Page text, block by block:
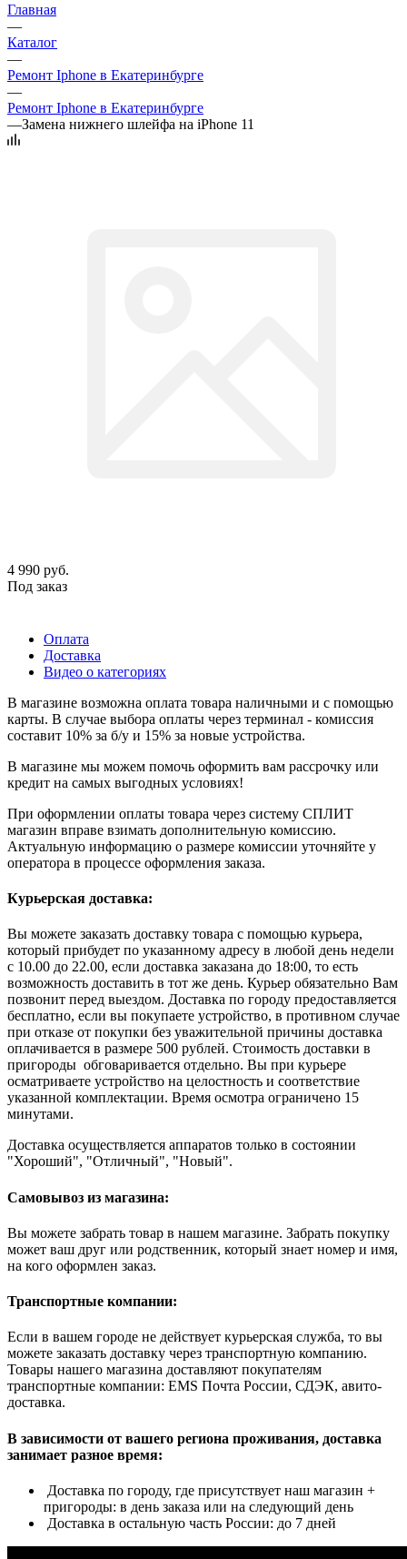
Главная
—
Каталог
—
Ремонт Iphone в Екатеринбурге
—
Ремонт Iphone в Екатеринбурге
—Замена нижнего шлейфа на iPhone 11
4 990 руб.
Под заказ
Оплата
Доставка
Видео о категориях
В магазине возможна оплата товара наличными и с помощью
карты. В случае выбора оплаты через терминал - комиссия
составит 10% за б/у и 15% за новые устройства.
В магазине мы можем помочь оформить вам рассрочку или
кредит на самых выгодных условиях!
При оформлении оплаты товара через систему СПЛИТ
магазин вправе взимать дополнительную комиссию.
Актуальную информацию о размере комиссии уточняйте у
оператора в процессе оформления заказа.
Курьерская доставка:
Вы можете заказать доставку товара с помощью курьера,
который прибудет по указанному адресу в любой день недели
с 10.00 до 22.00, если доставка заказана до 18:00, то есть
возможность доставить в тот же день. Курьер обязательно Вам
позвонит перед выездом. Доставка по городу предоставляется
бесплатно, если вы покупаете устройство, в противном случае
при отказе от покупки без уважительной причины доставка
оплачивается в размере 500 рублей. Стоимость доставки в
пригороды обговаривается отдельно. Вы при курьере
осматриваете устройство на целостность и соответствие
указанной комплектации. Время осмотра ограничено 15
минутами.
Доставка осуществляется аппаратов только в состоянии
"Хороший", "Отличный", "Новый".
Самовывоз из магазина:
Вы можете забрать товар в нашем магазине. Забрать покупку
может ваш друг или родственник, который знает номер и имя,
на кого оформлен заказ.
Транспортные компании:
Если в вашем городе не действует курьерская служба, то вы
можете заказать доставку через транспортную компанию.
Товары нашего магазина доставляют покупателям
транспортные компании: EMS Почта России, СДЭК, авито-
доставка.
В зависимости от вашего региона проживания, доставка
занимает разное время:
Доставка по городу, где присутствует наш магазин +
пригороды: в день заказа или на следующий день
Доставка в остальную часть России: до 7 дней